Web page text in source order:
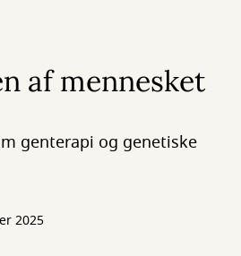
af mennesket
genterapi og genetiske
2025